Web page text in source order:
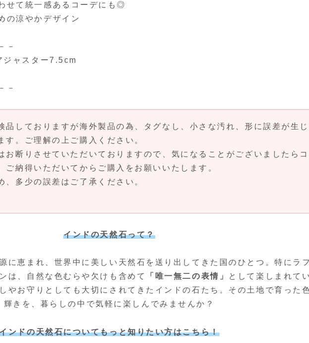
せて統一感あるコーデにも◎
の涼やかデザイン
－
ジャスター7.5cm
－
品しておりますが海外製品の為、タグなし、小さな汚れ、形に誤差が生じ
す。ご理解の上ご購入ください。
お断りさせていただいておりますので、気になることがございましたらコ
ご納得いただいてからご購入をお願いいたします。
多少の誤差はご了承ください。
インドの天然石って？
に恵まれ、世界中に美しい天然石を送り出してきた国のひとつ。特にラ
は、自然な色むらや欠けも含めて
「唯一無二の表情」
として楽しまれて
やお守りとしても大切にされてきたインドの石たち。その土地で育った
輝きを、暮らしの中で気軽に楽しんでみませんか？
ンドの天然石についてもっと知りたい方はこちら！